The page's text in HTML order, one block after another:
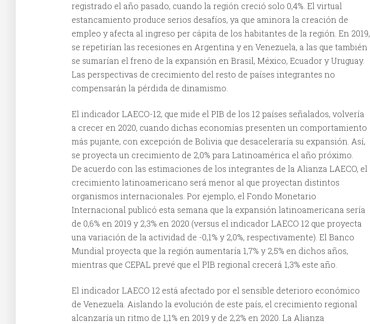
registrado el año pasado, cuando la región creció solo 0,4%. El virtual
estancamiento produce serios desafíos, ya que aminora la creación de
empleo y afecta al ingreso per cápita de los habitantes de la región. En 2019,
se repetirían las recesiones en Argentina y en Venezuela, a las que también
se sumarían el freno de la expansión en Brasil, México, Ecuador y Uruguay.
Las perspectivas de crecimiento del resto de países integrantes no
compensarán la pérdida de dinamismo.
El indicador LAECO-12, que mide el PIB de los 12 países señalados, volvería
a crecer en 2020, cuando dichas economías presenten un comportamiento
más pujante, con excepción de Bolivia que desaceleraría su expansión. Así,
se proyecta un crecimiento de 2,0% para Latinoamérica el año próximo.
De acuerdo con las estimaciones de los integrantes de la Alianza LAECO, el
crecimiento latinoamericano será menor al que proyectan distintos
organismos internacionales. Por ejemplo, el Fondo Monetario
Internacional publicó esta semana que la expansión latinoamericana sería
de 0,6% en 2019 y 2,3% en 2020 (versus el indicador LAECO 12 que proyecta
una variación de la actividad de -0,1% y 2,0%, respectivamente). El Banco
Mundial proyecta que la región aumentaría 1,7% y 2,5% en dichos años,
mientras que CEPAL prevé que el PIB regional crecerá 1,3% este año.
El indicador LAECO 12 está afectado por el sensible deterioro económico
de Venezuela. Aislando la evolución de este país, el crecimiento regional
alcanzaría un ritmo de 1,1% en 2019 y de 2,2% en 2020. La Alianza